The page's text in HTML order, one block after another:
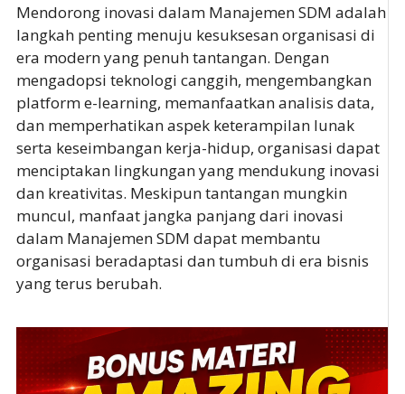
Mendorong inovasi dalam Manajemen SDM adalah
langkah penting menuju kesuksesan organisasi di
era modern yang penuh tantangan. Dengan
mengadopsi teknologi canggih, mengembangkan
platform e-learning, memanfaatkan analisis data,
dan memperhatikan aspek keterampilan lunak
serta keseimbangan kerja-hidup, organisasi dapat
menciptakan lingkungan yang mendukung inovasi
dan kreativitas. Meskipun tantangan mungkin
muncul, manfaat jangka panjang dari inovasi
dalam Manajemen SDM dapat membantu
organisasi beradaptasi dan tumbuh di era bisnis
yang terus berubah.